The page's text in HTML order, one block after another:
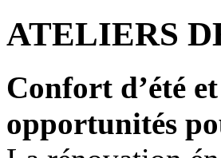
ATELIERS
Confort d’été
opportunités